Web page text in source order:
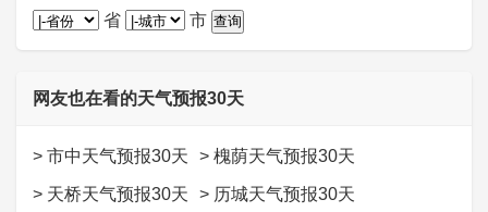
省 市
网友也在看的天气预报30天
> 市中天气预报30天 > 槐荫天气预报30天
> 天桥天气预报30天 > 历城天气预报30天